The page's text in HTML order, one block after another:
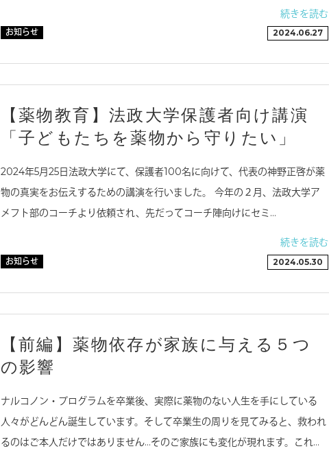
続きを読む
お知らせ 2024.06.27
【薬物教育】法政大学保護者向け講演
「子どもたちを薬物から守りたい」
2024年5月25日法政大学にて、保護者100名に向けて、代表の神野正啓が薬
物の真実をお伝えするための講演を行いました。 今年の２月、法政大学ア
メフト部のコーチより依頼され、先だってコーチ陣向けにセミ…
続きを読む
お知らせ 2024.05.30
【前編】薬物依存が家族に与える５つ
の影響
ナルコノン・プログラムを卒業後、実際に薬物のない人生を手にしている
人々がどんどん誕生しています。そして卒業生の周りを見てみると、救われ
るのはご本人だけではありません…そのご家族にも変化が現れます。これ…